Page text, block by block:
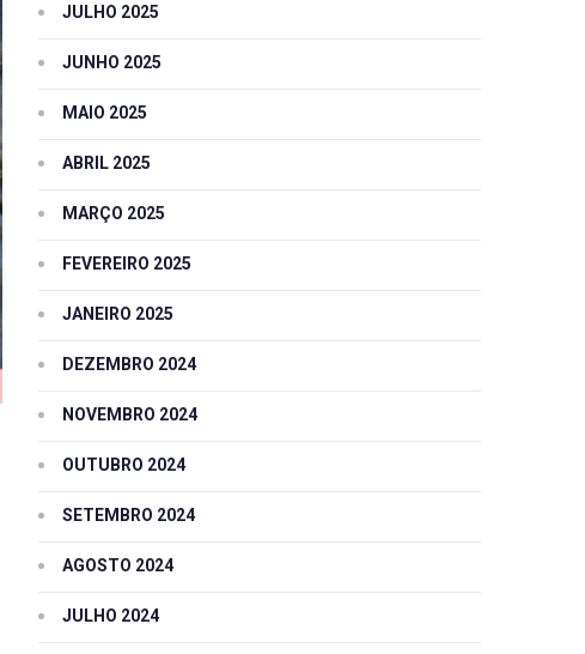
JULHO 2025
JUNHO 2025
MAIO 2025
ABRIL 2025
MARÇO 2025
FEVEREIRO 2025
JANEIRO 2025
DEZEMBRO 2024
NOVEMBRO 2024
OUTUBRO 2024
SETEMBRO 2024
AGOSTO 2024
JULHO 2024